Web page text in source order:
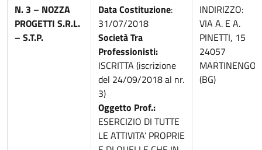
N. 3 – NOZZA
PROGETTI S.R.L.
– S.T.P.
Data Costituzione:
31/07/2018
Società Tra
Professionisti:
ISCRITTA (iscrizione
del 24/09/2018 al nr.
3)
Oggetto Prof.:
ESERCIZIO DI TUTTE
LE ATTIVITA’ PROPRIE
INDIRIZZO:
VIA A. E A.
PINETTI, 15
24057
MARTINENGO
(BG)